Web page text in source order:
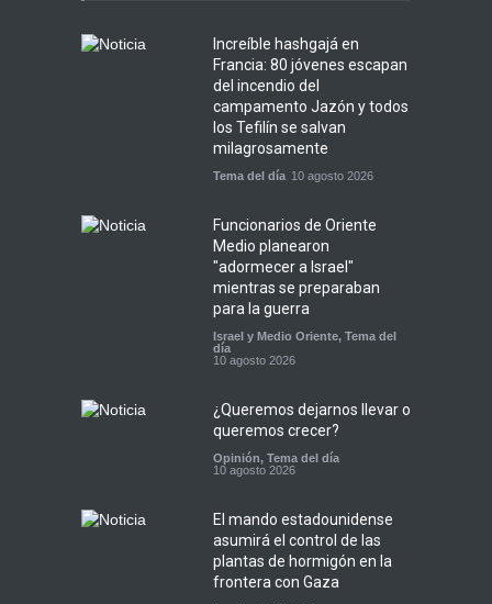
Increíble hashgajá en
Francia: 80 jóvenes escapan
del incendio del
campamento Jazón y todos
los Tefilín se salvan
milagrosamente
Tema del día 10 agosto 2026
Funcionarios de Oriente
Medio planearon
"adormecer a Israel"
mientras se preparaban
para la guerra
Israel y Medio Oriente, Tema del
día
10 agosto 2026
¿Queremos dejarnos llevar o
queremos crecer?
Opinión, Tema del día
10 agosto 2026
El mando estadounidense
asumirá el control de las
plantas de hormigón en la
frontera con Gaza